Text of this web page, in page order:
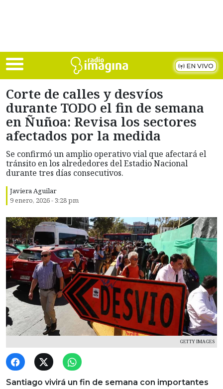
EN VIVO
Corte de calles y desvíos
durante TODO el fin de semana
en Ñuñoa: Revisa los sectores
afectados por la medida
Se confirmó un amplio operativo vial que afectará el
tránsito en los alrededores del Estadio Nacional
durante tres días consecutivos.
Javiera Aguilar
9 enero, 2026 - 3:28 pm
GETTY IMAGES
Santiago vivirá un fin de semana con importantes